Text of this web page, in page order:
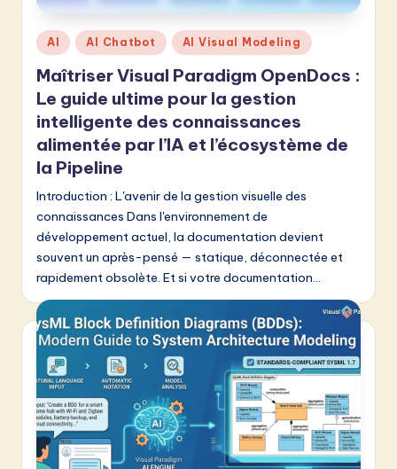
Posted
in
AI AI Chatbot AI Visual Modeling
Maîtriser Visual Paradigm OpenDocs :
Le guide ultime pour la gestion
intelligente des connaissances
alimentée par l’IA et l’écosystème de
la Pipeline
Introduction : L'avenir de la gestion visuelle des
connaissances Dans l'environnement de
développement actuel, la documentation devient
souvent un après-pensé — statique, déconnectée et
rapidement obsolète. Et si votre documentation…